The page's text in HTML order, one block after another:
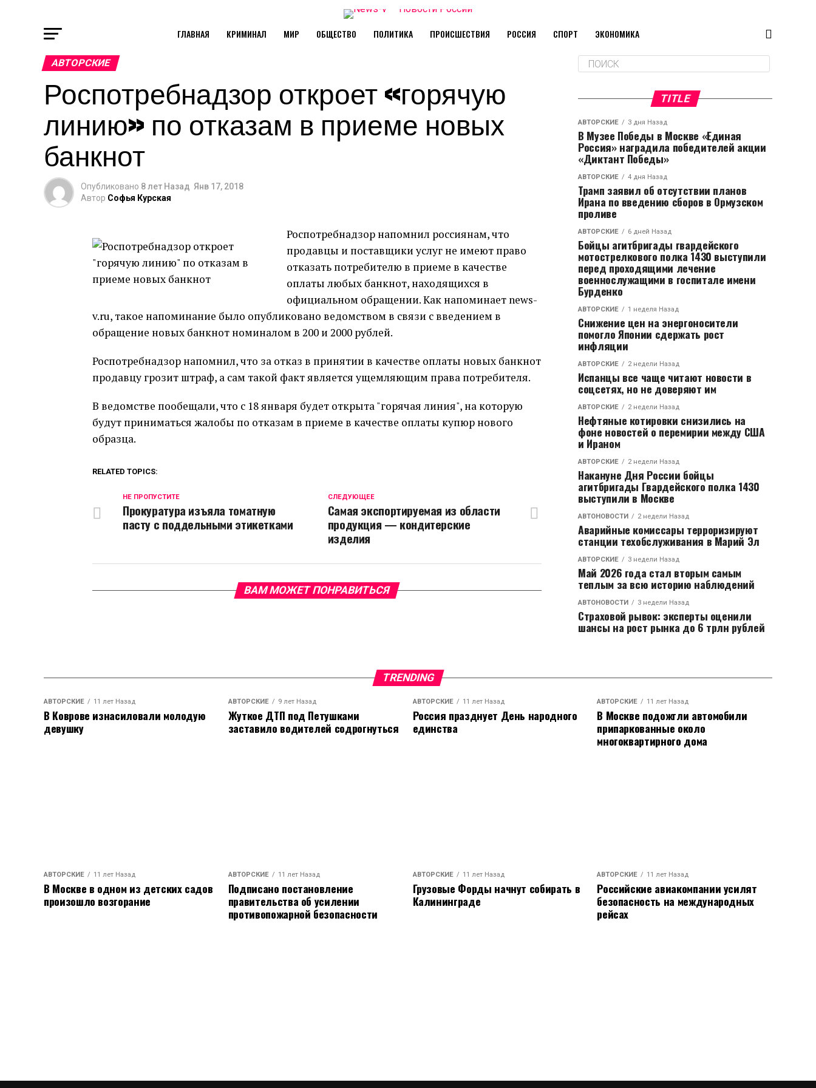
ГЛАВНАЯ КРИМИНАЛ МИР ОБЩЕСТВО ПОЛИТИКА ПРОИСШЕСТВИЯ РОССИЯ СПОРТ ЭКОНОМИКА
АВТОРСКИЕ
Роспотребнадзор откроет «горячую
линию» по отказам в приеме новых
банкнот
Опубликовано 8 лет Назад Янв 17, 2018
Автор Софья Курская
Роспотребнадзор напомнил россиянам, что
продавцы и поставщики услуг не имеют право
отказать потребителю в приеме в качестве
оплаты любых банкнот, находящихся в
официальном обращении. Как напоминает news-
v.ru, такое напоминание было опубликовано ведомством в связи с введением в
обращение новых банкнот номиналом в 200 и 2000 рублей.
Роспотребнадзор напомнил, что за отказ в принятии в качестве оплаты новых банкнот
продавцу грозит штраф, а сам такой факт является ущемляющим права потребителя.
В ведомстве пообещали, что с 18 января будет открыта "горячая линия", на которую
будут приниматься жалобы по отказам в приеме в качестве оплаты купюр нового
образца.
RELATED TOPICS:
CЛЕДУЮЩЕЕ
Самая экспортируемая из области
продукция — кондитерские
изделия
НЕ ПРОПУСТИТЕ
Прокуратура изъяла томатную
пасту с поддельными этикетками
ВАМ МОЖЕТ ПОНРАВИТЬСЯ
TITLE
АВТОРСКИЕ 3 дня Назад
В Музее Победы в Москве «Единая
Россия» наградила победителей акции
«Диктант Победы»
АВТОРСКИЕ 4 дня Назад
Трамп заявил об отсутствии планов
Ирана по введению сборов в Ормузском
проливе
АВТОРСКИЕ 6 дней Назад
Бойцы агитбригады гвардейского
мотострелкового полка 1430 выступили
перед проходящими лечение
военнослужащими в госпитале имени
Бурденко
АВТОРСКИЕ 1 неделя Назад
Снижение цен на энергоносители
помогло Японии сдержать рост
инфляции
АВТОРСКИЕ 2 недели Назад
Испанцы все чаще читают новости в
соцсетях, но не доверяют им
АВТОРСКИЕ 2 недели Назад
Нефтяные котировки снизились на
фоне новостей о перемирии между США
и Ираном
АВТОРСКИЕ 2 недели Назад
Накануне Дня России бойцы
агитбригады Гвардейского полка 1430
выступили в Москве
АВТОНОВОСТИ 2 недели Назад
Аварийные комиссары терроризируют
станции техобслуживания в Марий Эл
АВТОРСКИЕ 3 недели Назад
Май 2026 года стал вторым самым
теплым за всю историю наблюдений
АВТОНОВОСТИ 3 недели Назад
Страховой рывок: эксперты оценили
шансы на рост рынка до 6 трлн рублей
TRENDING
АВТОРСКИЕ 11 лет Назад
В Коврове изнасиловали молодую
девушку
АВТОРСКИЕ 9 лет Назад
Жуткое ДТП под Петушками
заставило водителей содрогнуться
АВТОРСКИЕ 11 лет Назад
Россия празднует День народного
единства
АВТОРСКИЕ 11 лет Назад
В Москве подожгли автомобили
припаркованные около
многоквартирного дома
АВТОРСКИЕ 11 лет Назад
В Москве в одном из детских садов
произошло возгорание
АВТОРСКИЕ 11 лет Назад
Подписано постановление
правительства об усилении
противопожарной безопасности
АВТОРСКИЕ 11 лет Назад
Грузовые Форды начнут собирать в
Калининграде
АВТОРСКИЕ 11 лет Назад
Российские авиакомпании усилят
безопасность на международных
рейсах